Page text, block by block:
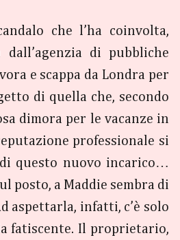
che l’ha coinvolta,
di pubbliche
e scappa da Londra per
di quella che, secondo
dimora per le vacanze in
professionale si
di questo nuovo incarico…
posto, a Maddie sembra di
aspettarla, infatti, c’è solo
fatiscente. Il proprietario,